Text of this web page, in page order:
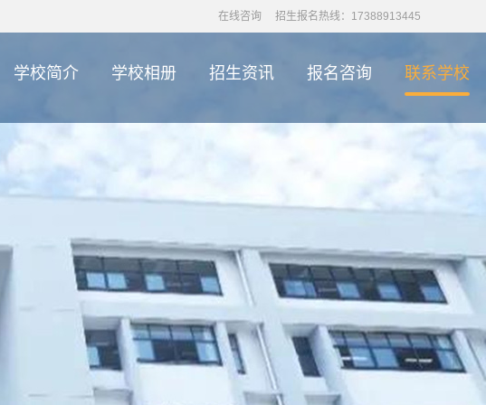
在线咨询 招生报名热线：17388913445
学校简介 学校相册 招生资讯 报名咨询 联系学校